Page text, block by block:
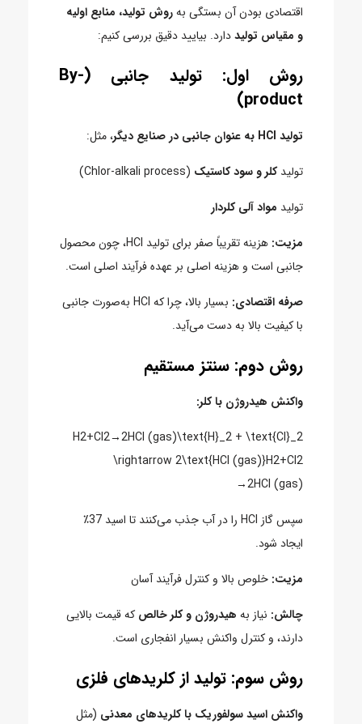
اقتصادی بودن آن بستگی بهروش تولید، منابع اولیه
و مقیاس تولیددارد. بیایید دقیق بررسی کنیم:
روش اول: تولید جانبی (By-
product)
تولید HCl به عنوان جانبی در صنایع دیگر
، مثل:
تولیدکلر و سود کاستیک (Chlor-alkali process)
تولید مواد آلی کلردار
مزیت:
هزینه تقریباً صفر برای تولید HCl، چون محصول
جانبی است و هزینه اصلی بر عهده فرآیند اصلی است.
صرفه اقتصادی:
بسیار بالا، چرا که HCl به‌صورت جانبی
با کیفیت بالا به دست می‌آید.
روش دوم: سنتز مستقیم
واکنش هیدروژن با کلر:
H2+Cl2→2HCl (gas)\text{H}_2 + \text{Cl}_2
\rightarrow 2\text{HCl (gas)}H2​+Cl2​
→2HCl (gas)
سپس گاز HCl را در آب جذب می‌کنند تا اسید 37٪
ایجاد شود.
مزیت: خلوص بالا و کنترل فرآیند آسان
چالش: نیاز به هیدروژن و کلر خالص که قیمت بالایی
دارند، و کنترل واکنش بسیار انفجاری است.
روش سوم: تولید از کلریدهای فلزی
واکنش اسید سولفوریک با کلریدهای معدنی (مثل